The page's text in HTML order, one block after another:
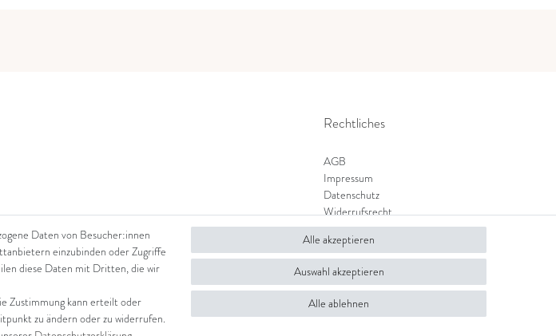
Rechtliches
AGB
Impressum
Datenschutz
Widerrufsrecht
Zahlung und Versand
Widerrufsformular
Daten von Besucher:innen
einzubinden oder Zugriffe
diese Daten mit Dritten, die wir
Zustimmung kann erteilt oder
zu ändern oder zu widerrufen.
Alle akzeptieren
Auswahl akzeptieren
Alle ablehnen